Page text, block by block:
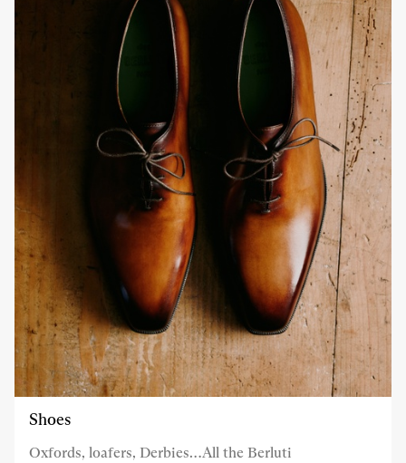
Shoes
Oxfords, loafers, Derbies…All the Berluti